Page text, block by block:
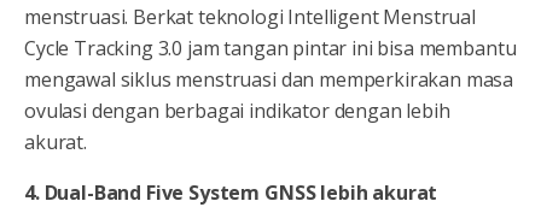
menstruasi. Berkat teknologi Intelligent Menstrual
Cycle Tracking 3.0 jam tangan pintar ini bisa membantu
mengawal siklus menstruasi dan memperkirakan masa
ovulasi dengan berbagai indikator dengan lebih
akurat.
4. Dual-Band Five System GNSS lebih akurat